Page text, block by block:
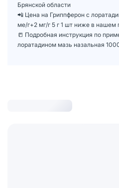
Брянской области
📲 Цена на Гриппферон с
ме/г+2 мг/г 5 г 1 шт ниже в нашем
📒 Подробная инструкция по
лоратадином мазь назальная